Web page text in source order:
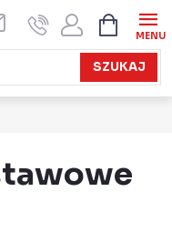
SZUKAJ